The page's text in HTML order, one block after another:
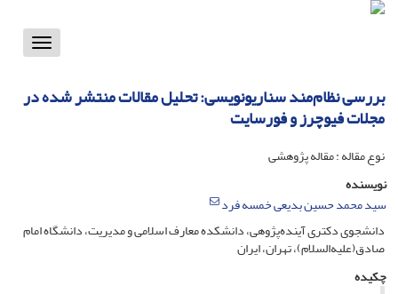
Toggle
بررسی نظام‌مند سناریونویسی: تحلیل مقالات منتشر شده در
مجلات فیوچرز و فورسایت
نوع مقاله : مقاله پژوهشی
نویسنده
سید محمد حسین بدیعی خمسه فرد
دانشجوی دکتری آینده‌پژوهی، دانشکده معارف‌ اسلامی و مدیریت، دانشگاه امام
صادق(علیه‌السلام)، تهران، ایران
چکیده